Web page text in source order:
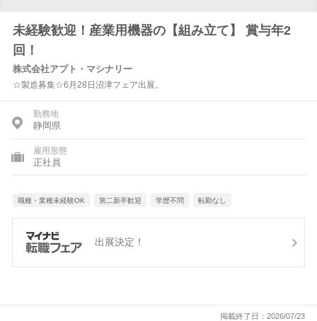
未経験歓迎！産業用機器の【組み立て】 賞与年2
回！
株式会社アプト・マシナリー
☆製造募集☆6月28日沼津フェア出展。
勤務地
静岡県
雇用形態
正社員
職種・業種未経験OK 第二新卒歓迎 学歴不問 転勤なし
出展決定！
掲載終了日：2026/07/23